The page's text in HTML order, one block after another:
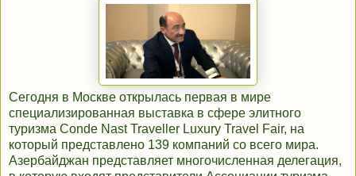
Сегодня в Москве открылась первая в мире
специализированная выставка в сфере элитного
туризма Conde Nast Traveller Luxury Travel Fair, на
который представлено 139 компаний со всего мира.
Азербайджан представляет многочисленная делегация,